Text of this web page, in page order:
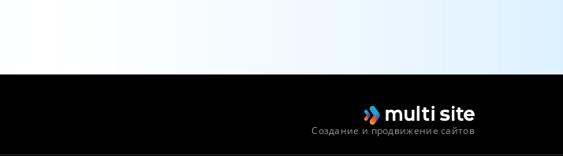
Создание и продвижение сайтов